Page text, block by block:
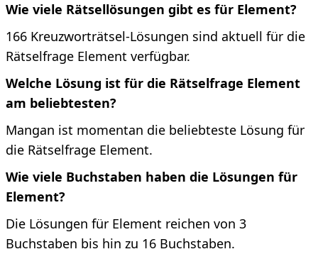
Wie viele Rätsellösungen gibt es für Element?
166 Kreuzworträtsel-Lösungen sind aktuell für die
Rätselfrage Element verfügbar.
Welche Lösung ist für die Rätselfrage Element
am beliebtesten?
Mangan ist momentan die beliebteste Lösung für
die Rätselfrage Element.
Wie viele Buchstaben haben die Lösungen für
Element?
Die Lösungen für Element reichen von 3
Buchstaben bis hin zu 16 Buchstaben.